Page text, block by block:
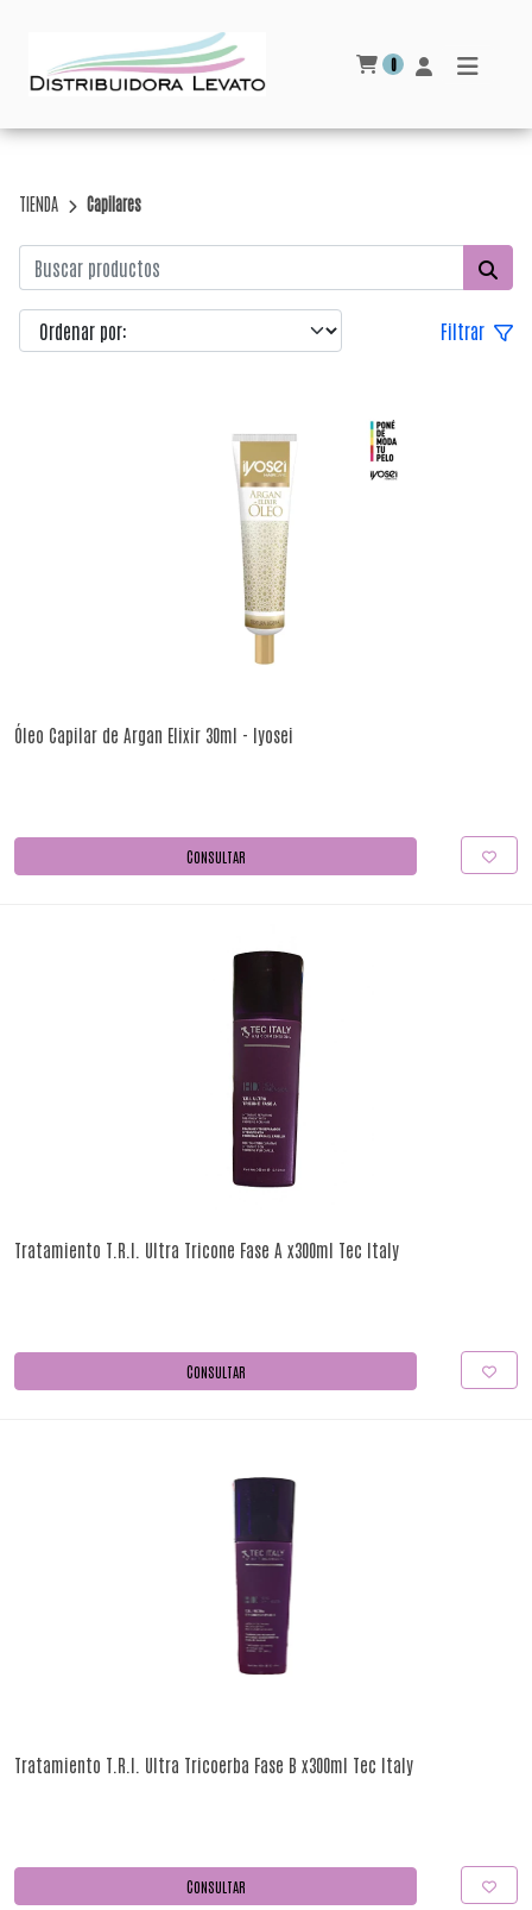
0
TIENDA Capilares
Filtrar
Óleo Capilar de Argan Elixir 30ml - Iyosei
CONSULTAR
Tratamiento T.R.I. Ultra Tricone Fase A x300ml Tec Italy
CONSULTAR
Tratamiento T.R.I. Ultra Tricoerba Fase B x300ml Tec Italy
CONSULTAR